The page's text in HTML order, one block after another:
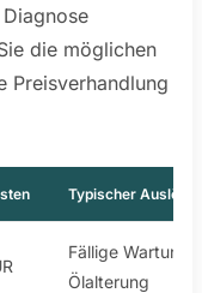
die möglichen
Preisverhandlung
Typischer Auslöser
Fällige Wartung,
Ölalterung